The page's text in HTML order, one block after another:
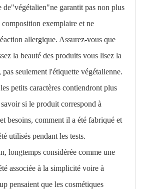
de"végétalien"ne garantit pas non plus
exemplaire et ne
allergique. Assurez-vous que
la beauté des produitsvous lisez la
seulement l'étiquette végétalienne.
petits caractères contiendront plus
si le produit correspond à
et besoins, comment il a été fabriqué et
utilisés pendant les tests.
longtemps considérée comme une
associée à la simplicité voire à
pensaient que les cosmétiques